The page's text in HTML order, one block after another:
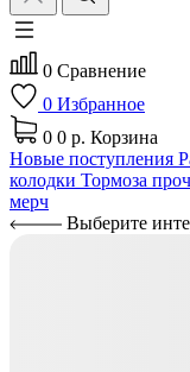
0 Сравнение
0 Избранное
0 0 р. Корзина
Новые поступления
колодки Тормоза
мерч
Выберите